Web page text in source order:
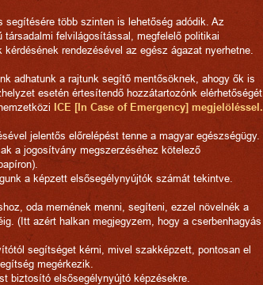
több szinten is lehetőség adódik. Az
felvilágosítással, megfelelő politikai
rendezésével az egész ágazat nyerhetne.
adhatunk a rajtunk segítő mentősöknek, ahogy ők is
esetén értesítendő hozzátartozónk elérhetőségét
ICE [In Case of Emergency] megjelöléssel.
jelentős előrelépést tenne a magyar egészségügy.
a jogosítvány megszerzéséhez kötelező
a képzett elsősegélynyújtók számát tekintve.
oda mernének menni, segíteni, ezzel növelnék a
(Itt azért halkan megjegyzem, hogy a cserbenhagyás
segítséget kérni, mivel szakképzett, pontosan el
megérkezik.
biztosító elsősegélynyújtó képzésekre.